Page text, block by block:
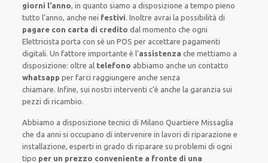
giorni l’anno, in quanto siamo a disposizione a tempo pieno
tutto l’anno, anche nei festivi.Inoltre avrai la possibilità di
pagare con carta di credito dal momento che ogni
Elettricistaporta con séun POSper accettare pagamenti
digitali.Un fattore importante è l’assistenza che mettiamo a
disposizione: oltre al telefono abbiamo anche uncontatto
whatsappper farci raggiungere anche senza
chiamare.Infine, sui nostri interventi c’è anche lagaranzia sui
pezzi di ricambio.
Abbiamo a disposizionetecnici di Milano Quartiere Missaglia
che da anni si occupano di intervenirein lavori di riparazione e
installazione, espertiin grado di riparare su problemi di ogni
tipo per un prezzo conveniente a fronte di una